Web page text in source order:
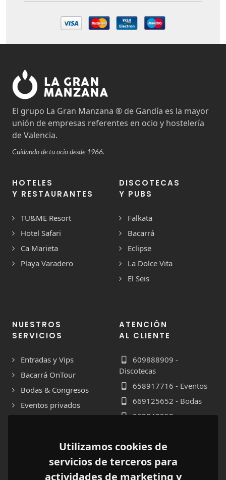
Utilizamos cookies de
servicios de terceros para
actividades de marketing y
El grupo La Gran Manzana ® de Gandía es la mayor
unión de empresas referentes en ocio y hostelería
de Valencia.
Cuidando de tu ocio desde 1966.
HOTELES
Y RESTAURANTES
TU&ME Resort
Hotel Safari
Ca Marieta
Playa Varadero
DISCOTECAS
Y PUBS
Falkata
Bacarrá
Eclipse
La Dolce Vita
El Seis
NUESTROS
SERVICIOS
Entradas y Vips
Bacarrá OnTour
Bodas & Congresos
Eventos privados
ATENCIÓN
AL CLIENTE
609888909 -
Discotecas
658917716 - Eventos
669125652 - Bodas
962840258 -
Formulario de
Contacto